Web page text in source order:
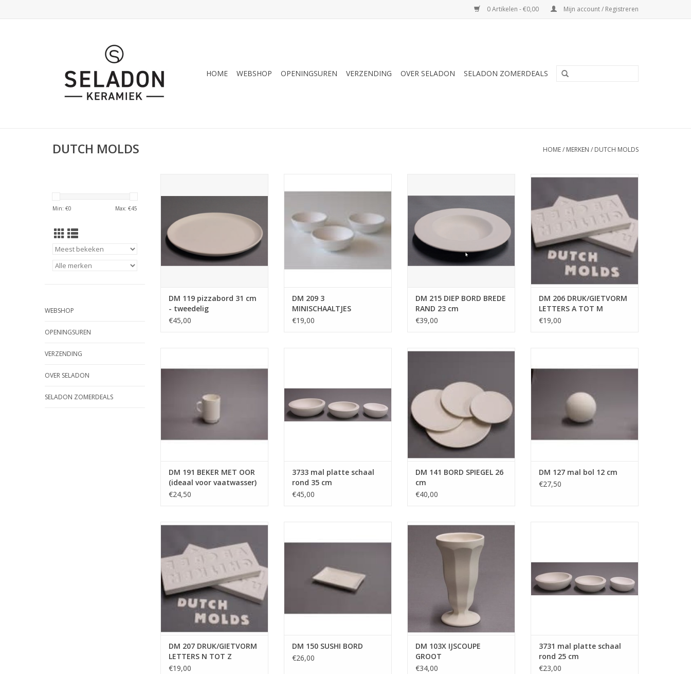
0 Artikelen - €0,00 Mijn account / Registreren
HOME WEBSHOP OPENINGSUREN VERZENDING OVER SELADON SELADON ZOMERDEALS
DUTCH MOLDS HOME/ MERKEN / DUTCH MOLDS
Min: €0 Max: €45
WEBSHOP
OPENINGSUREN
VERZENDING
OVER SELADON
SELADON ZOMERDEALS
DM 119 pizzabord 31 cm
- tweedelig
€45,00
MINISCHAALTJES
DM 209 3
MINISCHAALTJES
€19,00
DM 215 DIEP BORD BREDE
RAND 23 cm
€39,00
DUTCH MOLDS DM 206
M
TOEVOEGEN AAN WINKELWAGEN
DM 206 DRUK/GIETVORM
LETTERS A TOT M
€19,00
DM 191 BEKER MET OOR
(ideaal voor vaatwasser)
€24,50
3733 mal platte schaal
rond 35 cm
€45,00
DUTCH MOLDS DM 141 BORD
DM 141 BORD SPIEGEL 26
cm
€40,00
DM 127 mal bol 12 cm
€27,50
DUTCH MOLDS DM 207
Z
TOEVOEGEN AAN WINKELWAGEN
DM 207 DRUK/GIETVORM
LETTERS N TOT Z
€19,00
DM 150 SUSHI BORD
€26,00
DUTCH MOLDS DM 103X
IJSCOUPE GROOT
TOEVOEGEN AAN WINKELWAGEN
DM 103X IJSCOUPE
GROOT
€34,00
3731 mal platte schaal
rond 25 cm
€23,00